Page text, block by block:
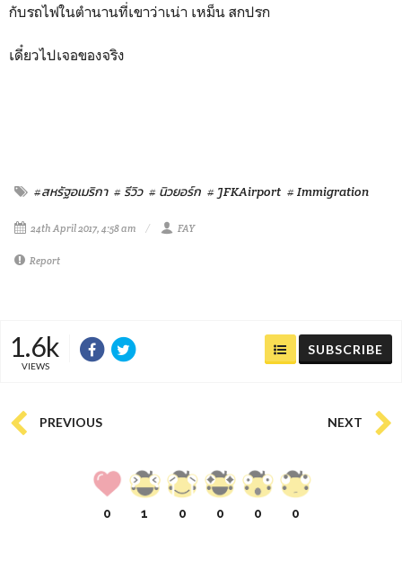
กับรถไฟในตำนานที่เขาว่าเน่า เหม็น สกปรก
เดี๋ยวไปเจอของจริง
#สหรัฐอเมริกา # รีวิว # นิวยอร์ก # JFKAirport # Immigration
24th April 2017, 4:58 am FAY
Report
1.6k
VIEWS
SUBSCRIBE
PREVIOUS NEXT
0 1 0 0 0 0